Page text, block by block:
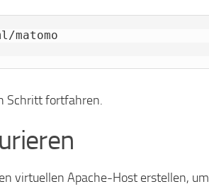
matomo
Schritt fortfahren.
virtuellen Apache-Host erstellen, um